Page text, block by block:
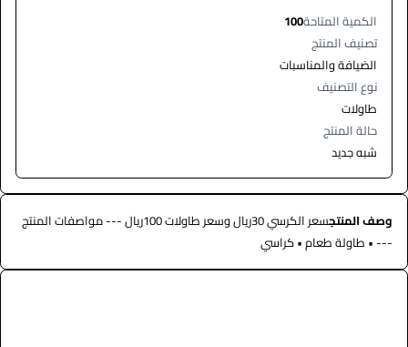
الكمية المتاحة100
تصنيف المنتج
الضيافة والمناسبات
نوع التصنيف
طاولات
حالة المنتج
شبه جديد
وصف المنتج
سعر الكرسي 30ريال وسعر طاولات 100ريال --- مواصفات المنتج
--- • طاولة طعام • كراسي